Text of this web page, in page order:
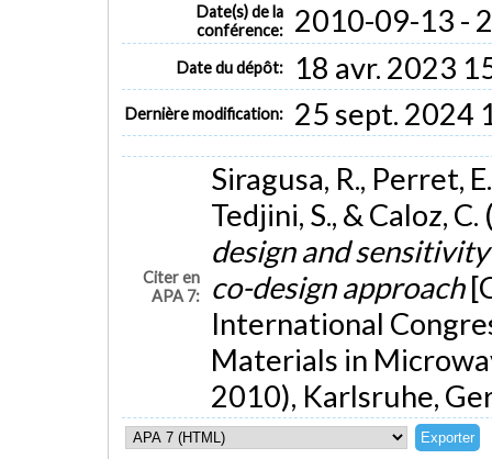
Date(s) de la
conférence:
2010-09-13 -
Date du dépôt: 18 avr. 2023
Dernière modification: 25 sept. 2024
Citer en
APA 7:
Siragusa, R., Perret,
Tedjini, S., & Caloz,
design and
co-design approach
International
Materials in
2010), Karlsruhe,